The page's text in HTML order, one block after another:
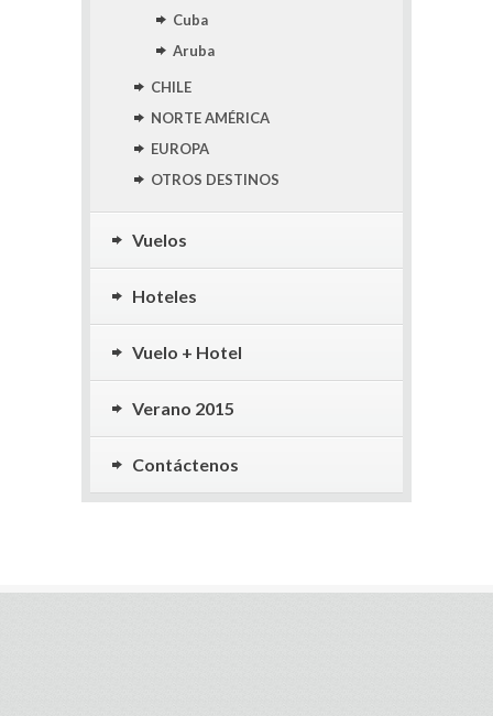
Cuba
Aruba
CHILE
NORTE AMÉRICA
EUROPA
OTROS DESTINOS
Vuelos
Hoteles
Vuelo + Hotel
Verano 2015
Contáctenos